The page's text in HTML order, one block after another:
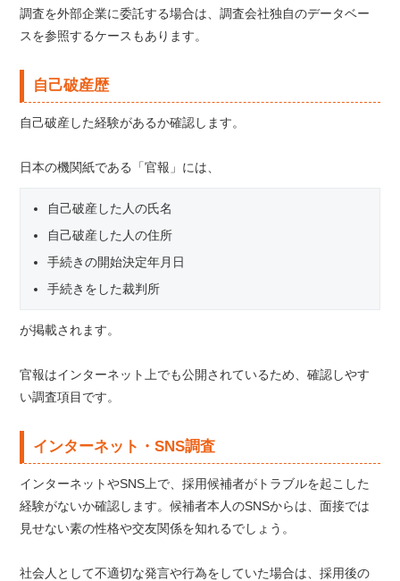
調査を外部企業に委託する場合は、調査会社独自のデータベー
スを参照するケースもあります。
自己破産歴
自己破産した経験があるか確認します。
日本の機関紙である「官報」には、
自己破産した人の氏名
自己破産した人の住所
手続きの開始決定年月日
手続きをした裁判所
が掲載されます。
官報はインターネット上でも公開されているため、確認しやす
い調査項目です。
インターネット・SNS調査
インターネットやSNS上で、採用候補者がトラブルを起こした
経験がないか確認します。候補者本人のSNSからは、面接では
見せない素の性格や交友関係を知れるでしょう。
社会人として不適切な発言や行為をしていた場合は、採用後の